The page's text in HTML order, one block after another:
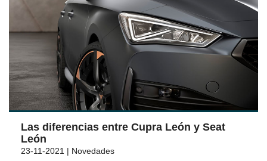
Las diferencias entre Cupra León y Seat
León
23-11-2021 | Novedades